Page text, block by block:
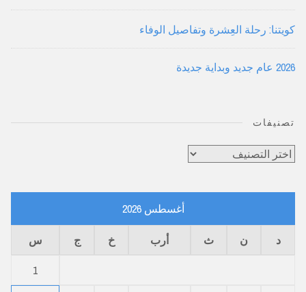
كويتنا: رحلة العِشرة وتفاصيل الوفاء
2026 عام جديد وبداية جديدة
تصنيفات
تصنيفات
أغسطس 2026
د ن ث أرب خ ج
س
1